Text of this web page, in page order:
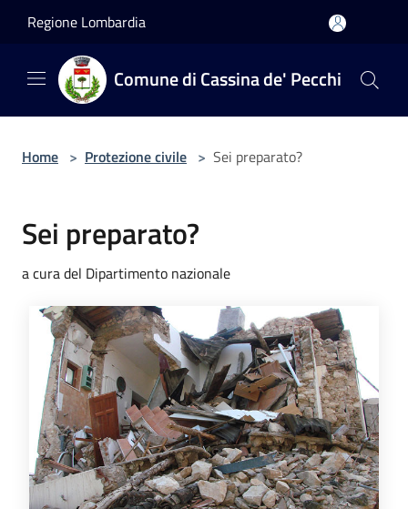
Regione Lombardia
Comune di Cassina de' Pecchi
Home > Protezione civile > Sei preparato?
Sei preparato?
a cura del Dipartimento nazionale